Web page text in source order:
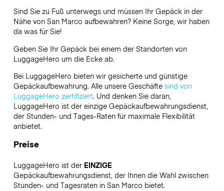
Sind Sie zu Fuß unterwegs und müssen Ihr Gepäck in der
Nähe von San Marco aufbewahren? Keine Sorge, wir haben
da was für Sie!
Geben Sie Ihr Gepäck bei einem der Standorten von
LuggageHero um die Ecke ab.
Bei LuggageHero bieten wir gesicherte und günstige
Gepäckaufbewahrung. Alle unsere Geschäfte sind von
LuggageHero zertifiziert. Und denken Sie daran,
LuggageHero ist der einzige Gepäckaufbewahrungsdienst,
der Stunden- und Tages-Raten für maximale Flexibilität
anbietet.
Preise
LuggageHero ist der EINZIGE
Gepäckaufbewahrungsdienst, der Ihnen die Wahl zwischen
Stunden- und Tagesraten in San Marco bietet.